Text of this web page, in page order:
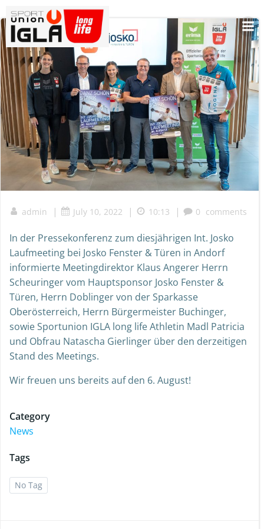
content
admin | July 10, 2022 | 10:13 | 0 comments
In der Pressekonferenz zum diesjährigen Int. Josko
Laufmeeting bei Josko Fenster & Türen in Andorf
informierte Meetingdirektor Klaus Angerer Herrn
Scheuringer vom Hauptsponsor Josko Fenster &
Türen, Herrn Doblinger von der Sparkasse
Oberösterreich, Herrn Bürgermeister Buchinger,
sowie Sportunion IGLA long life Athletin Madl Patricia
und Obfrau Natascha Gierlinger über den derzeitigen
Stand des Meetings.
Wir freuen uns bereits auf den 6. August!
Category
News
Tags
No Tag